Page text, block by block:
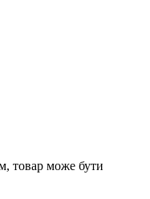
товар може бути